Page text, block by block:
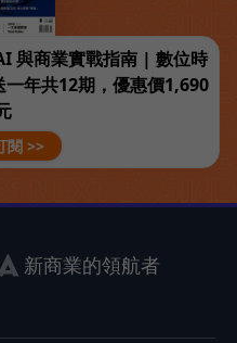
與商業實戰指南 | 數位時
年共12期，優惠價1,690
閱 >>
新商業的領航者